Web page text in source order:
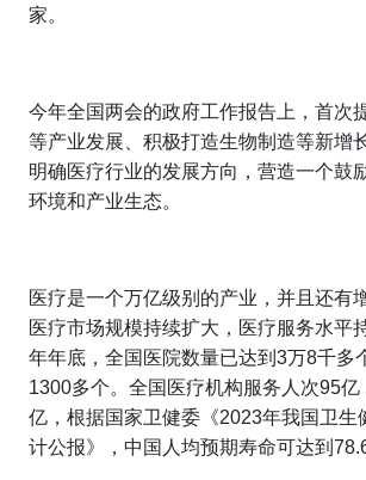
家。
今年全国两会的政府工作报告上，首次
等产业发展、积极打造生物制造等新增
明确医疗行业的发展方向，营造一个鼓
环境和产业生态。
医疗是一个万亿级别的产业，并且还有
医疗市场规模持续扩大，医疗服务水平
年年底，全国医院数量已达到3万8千多
1300多个。全国医疗机构服务人次95亿
亿，根据国家卫健委《2023年我国卫生
计公报》，中国人均预期寿命可达到78.6